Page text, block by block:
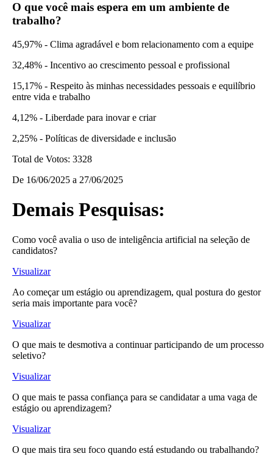
O que você mais espera em um ambiente de
trabalho?
45,97% - Clima agradável e bom relacionamento com a equipe
32,48% - Incentivo ao crescimento pessoal e profissional
15,17% - Respeito às minhas necessidades pessoais e equilíbrio
entre vida e trabalho
4,12% - Liberdade para inovar e criar
2,25% - Políticas de diversidade e inclusão
Total de Votos: 3328
De 16/06/2025 a 27/06/2025
Demais Pesquisas:
Como você avalia o uso de inteligência artificial na seleção de
candidatos?
Visualizar
Ao começar um estágio ou aprendizagem, qual postura do gestor
seria mais importante para você?
Visualizar
O que mais te desmotiva a continuar participando de um processo
seletivo?
Visualizar
O que mais te passa confiança para se candidatar a uma vaga de
estágio ou aprendizagem?
Visualizar
O que mais tira seu foco quando está estudando ou trabalhando?